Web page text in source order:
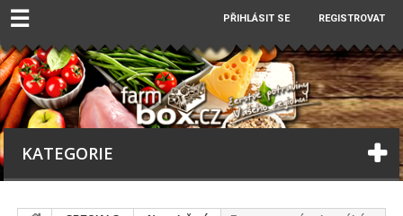
☰ PŘIHLÁSIT SE REGISTROVAT
KATEGORIE